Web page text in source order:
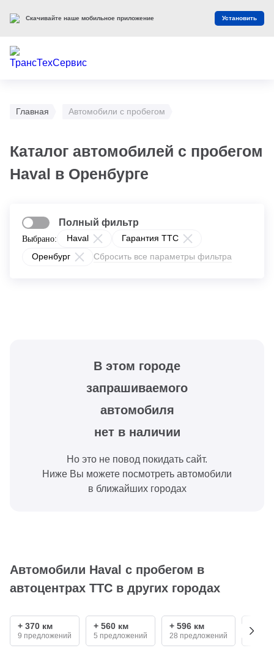
Главная Автомобили с пробегом
Каталог автомобилей с пробегом
Haval в Оренбурге
Выбрано: Haval
Гарантия ТТС
Оренбург
Сбросить все параметры фильтра
Полный фильтр
В этом городе
запрашиваемого
автомобиля
нет в наличии
Но это не повод покидать сайт.
Ниже Вы можете посмотреть автомобили
в ближайших городах
Автомобили Haval с пробегом в
автоцентрах ТТС в других городах
+ 370 км
9 предложений
+ 560 км
5 предложений
+ 596 км
28 предложений
+ 720
3
Скачивайте наше мобильное приложение Установить